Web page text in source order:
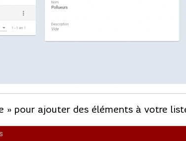
» pour ajouter des éléments à votre